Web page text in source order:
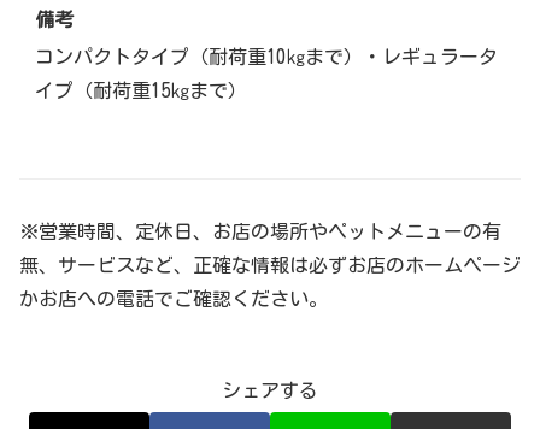
備考
コンパクトタイプ（耐荷重10㎏まで）・レギュラータ
イプ（耐荷重15㎏まで）
※営業時間、定休日、お店の場所やペットメニューの有
無、サービスなど、正確な情報は必ずお店のホームページ
かお店への電話でご確認ください。
シェアする